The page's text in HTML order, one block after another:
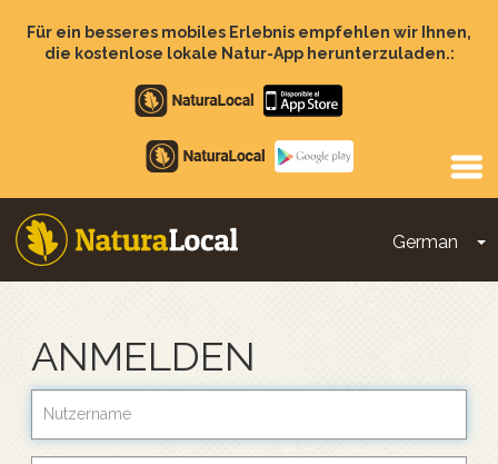
zumFür ein besseres mobiles Erlebnis empfehlen wir Ihnen,
die kostenlose lokale Natur-App herunterzuladen.:
Apple
store
Google
Play
German
Main
ANMELDEN